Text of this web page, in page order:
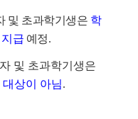
및 초과학기생은 학
급 예정.
및 초과학기생은
상이 아님.